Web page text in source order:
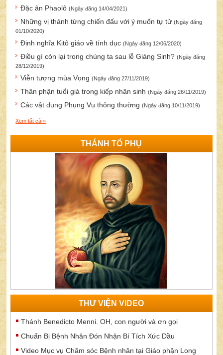
Đặc ân Phaolô(Ngày đăng 14/04/2021)
Những vị thánh từng chiến đấu với ý muốn tự tử(Ngày đăng
01/10/2020)
Định nghĩa Kitô giáo về tính dục(Ngày đăng 12/06/2020)
Điều gì còn lại trong chúng ta sau lễ Giáng Sinh?(Ngày đăng
28/12/2019)
Viễn tượng mùa Vọng(Ngày đăng 27/11/2019)
Thân phận tuổi già trong kiếp nhân sinh(Ngày đăng 26/11/2019)
Các vật dụng Phụng Vụ thông thường(Ngày đăng 10/11/2019)
Xem tất cả »
THÁNH TỔ PHỤ
THƯ VIỆN VIDEO
Thánh Benedicto Menni. OH, con người và ơn gọi
Chuẩn Bị Bệnh Nhân Đón Nhận Bí Tích Xức Dầu
Video Mục vụ Chăm sóc Bệnh nhân tại Giáo phận Long